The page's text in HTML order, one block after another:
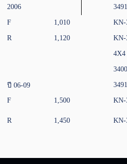
2006
F 1,010 KN-
R 1,120 KN-
4X4
ปี 06-09
F 1,500 KN-
R 1,450 KN-